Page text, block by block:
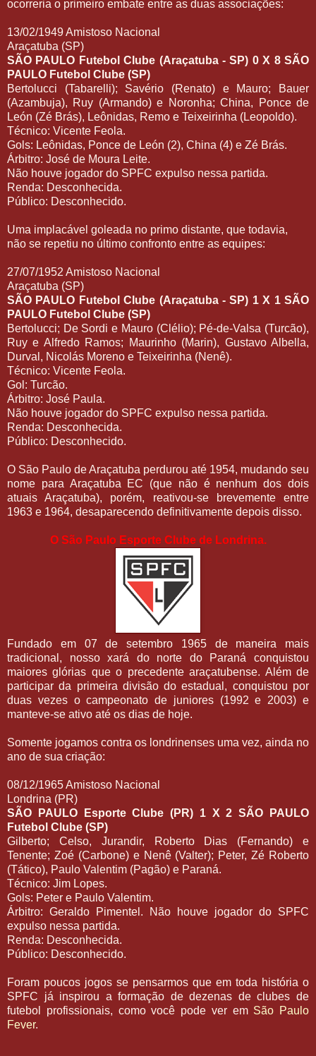
ocorreria o primeiro embate entre as duas associações:
13/02/1949 Amistoso Nacional
Araçatuba (SP)
SÃO PAULO Futebol Clube (Araçatuba - SP) 0 X 8 SÃO
PAULO Futebol Clube (SP)
Bertolucci (Tabarelli); Savério (Renato) e Mauro; Bauer
(Azambuja), Ruy (Armando) e Noronha; China, Ponce de
León (Zé Brás), Leônidas, Remo e Teixeirinha (Leopoldo).
Técnico: Vicente Feola.
Gols: Leônidas, Ponce de León (2), China (4) e Zé Brás.
Árbitro: José de Moura Leite.
Não houve jogador do SPFC expulso nessa partida.
Renda: Desconhecida.
Público: Desconhecido.
Uma implacável goleada no primo distante, que todavia,
não se repetiu no último confronto entre as equipes:
27/07/1952 Amistoso Nacional
Araçatuba (SP)
SÃO PAULO Futebol Clube (Araçatuba - SP) 1 X 1 SÃO
PAULO Futebol Clube (SP)
Bertolucci; De Sordi e Mauro (Clélio); Pé-de-Valsa (Turcão),
Ruy e Alfredo Ramos; Maurinho (Marin), Gustavo Albella,
Durval, Nicolás Moreno e Teixeirinha (Nenê).
Técnico: Vicente Feola.
Gol: Turcão.
Árbitro: José Paula.
Não houve jogador do SPFC expulso nessa partida.
Renda: Desconhecida.
Público: Desconhecido.
O São Paulo de Araçatuba perdurou até 1954, mudando seu
nome para Araçatuba EC (que não é nenhum dos dois
atuais Araçatuba), porém, reativou-se brevemente entre
1963 e 1964, desaparecendo definitivamente depois disso.
O São Paulo Esporte Clube de Londrina.
Fundado em 07 de setembro 1965 de maneira mais
tradicional, nosso xará do norte do Paraná conquistou
maiores glórias que o precedente araçatubense. Além de
participar da primeira divisão do estadual, conquistou por
duas vezes o campeonato de juniores (1992 e 2003) e
manteve-se ativo até os dias de hoje.
Somente jogamos contra os londrinenses uma vez, ainda no
ano de sua criação:
08/12/1965 Amistoso Nacional
Londrina (PR)
SÃO PAULO Esporte Clube (PR) 1 X 2 SÃO PAULO
Futebol Clube (SP)
Gilberto; Celso, Jurandir, Roberto Dias (Fernando) e
Tenente; Zoé (Carbone) e Nenê (Valter); Peter, Zé Roberto
(Tático), Paulo Valentim (Pagão) e Paraná.
Técnico: Jim Lopes.
Gols: Peter e Paulo Valentim.
Árbitro: Geraldo Pimentel.
Não houve jogador do SPFC
expulso nessa partida.
Renda: Desconhecida.
Público: Desconhecido.
Foram poucos jogos se pensarmos que em toda história o
SPFC já inspirou a formação de dezenas de clubes de
futebol profissionais, como você pode ver em São Paulo
Fever.